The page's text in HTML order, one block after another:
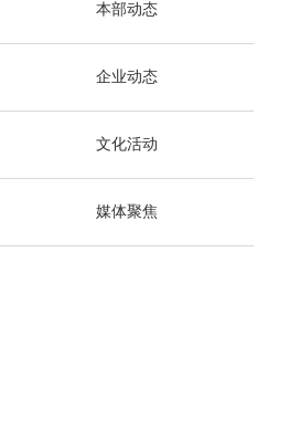
本部动态
企业动态
文化活动
媒体聚焦